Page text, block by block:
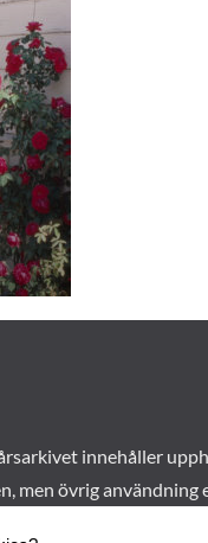
innehåller
men övrig